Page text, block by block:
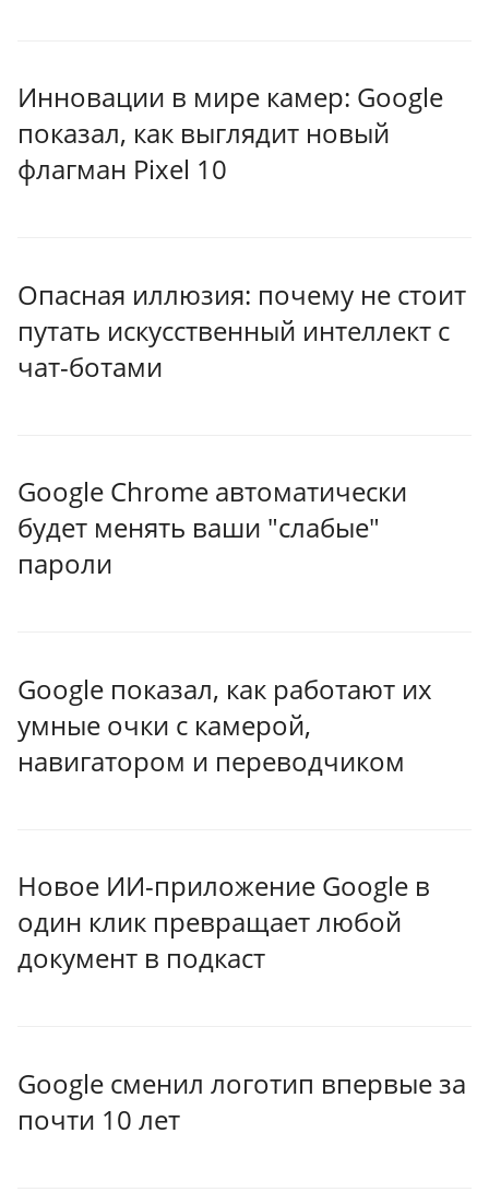
Инновации в мире камер: Google
показал, как выглядит новый
флагман Pixel 10
Опасная иллюзия: почему не стоит
путать искусственный интеллект с
чат-ботами
Google Chrome автоматически
будет менять ваши "слабые"
пароли
Google показал, как работают их
умные очки с камерой,
навигатором и переводчиком
Новое ИИ-приложение Google в
один клик превращает любой
документ в подкаст
Google сменил логотип впервые за
почти 10 лет